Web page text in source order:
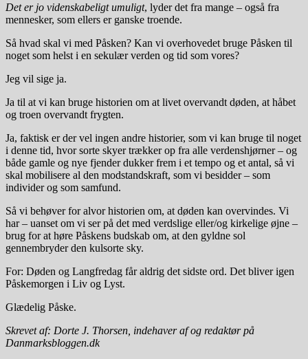
Det er jo videnskabeligt umuligt, lyder det fra mange – også fra
mennesker, som ellers er ganske troende.
Så hvad skal vi med Påsken? Kan vi overhovedet bruge Påsken til
noget som helst i en sekulær verden og tid som vores?
Jeg vil sige ja.
Ja til at vi kan bruge historien om at livet overvandt døden, at håbet
og troen overvandt frygten.
Ja, faktisk er der vel ingen andre historier, som vi kan bruge til noget
i denne tid, hvor sorte skyer trækker op fra alle verdenshjørner – og
både gamle og nye fjender dukker frem i et tempo og et antal, så vi
skal mobilisere al den modstandskraft, som vi besidder – som
individer og som samfund.
Så vi behøver for alvor historien om, at døden kan overvindes. Vi
har – uanset om vi ser på det med verdslige eller/og kirkelige øjne –
brug for at høre Påskens budskab om, at den gyldne sol
gennembryder den kulsorte sky.
For: Døden og Langfredag får aldrig det sidste ord. Det bliver igen
Påskemorgen i Liv og Lyst.
Glædelig Påske.
Skrevet af: Dorte J. Thorsen, indehaver af og redaktør på
Danmarksbloggen.dk